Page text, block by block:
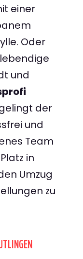
einer
Oder
und
der
und
Team
in
Umzug
zu